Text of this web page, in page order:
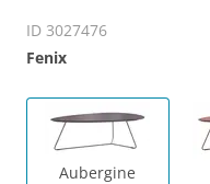
ID 3027476
Fenix
Aubergine